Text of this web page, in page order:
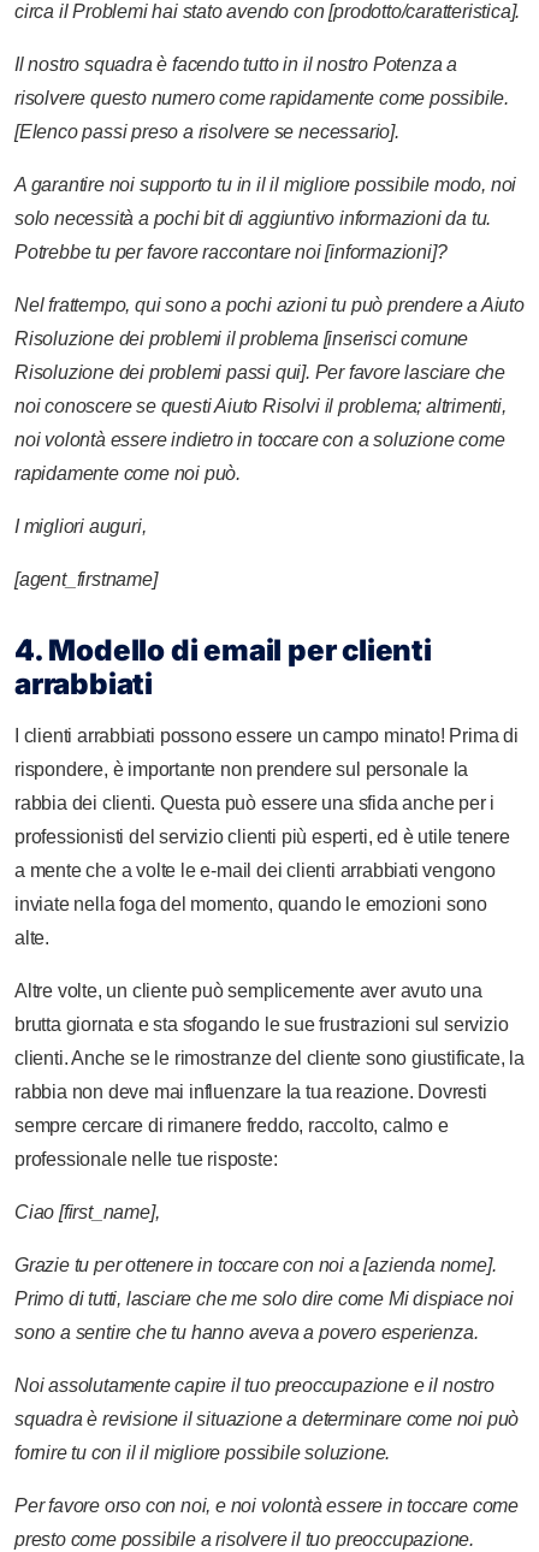
circa il Problemi hai stato avendo con [prodotto/caratteristica].
Il nostro squadra è facendo tutto in il nostro Potenza a
risolvere questo numero come rapidamente come possibile.
[Elenco passi preso a risolvere se necessario].
A garantire noi supporto tu in il il migliore possibile modo, noi
solo necessità a pochi bit di aggiuntivo informazioni da tu.
Potrebbe tu per favore raccontare noi [informazioni]?
Nel frattempo, qui sono a pochi azioni tu può prendere a Aiuto
Risoluzione dei problemi il problema [inserisci comune
Risoluzione dei problemi passi qui]. Per favore lasciare che
noi conoscere se questiAiuto Risolvi il problema; altrimenti,
noi volontà essere indietro in toccare con a soluzione come
rapidamente come noi può.
I migliori auguri,
[agent_firstname]
4. Modello di email per clienti
arrabbiati
I clienti arrabbiati possono essere un campo minato! Prima di
rispondere, è importante non prendere sul personale la
rabbia dei clienti. Questa può essere una sfida anche per i
professionisti del servizio clienti più esperti, ed è utile tenere
a mente che a volte le e-mail dei clienti arrabbiati vengono
inviate nella foga del momento, quando le emozioni sono
alte.
Altre volte, un cliente può semplicemente aver avuto una
brutta giornata e sta sfogando le sue frustrazioni sul servizio
clienti. Anche se le rimostranze del cliente sono giustificate, la
rabbia non deve mai influenzare la tua reazione. Dovresti
sempre cercare di rimanere freddo, raccolto, calmo e
professionale nelle tue risposte:
Ciao [first_name],
Grazie tu per ottenere in toccare con noi a [azienda nome].
Primo di tutti, lasciare che me solo dire come Mi dispiace noi
sono a sentire che tu hanno aveva a povero esperienza.
Noi assolutamente capire il tuo preoccupazione e il nostro
squadra è revisione il situazione a determinare come noi può
fornire tu con il il migliore possibile soluzione.
Per favore orso con noi, e noi volontà essere in toccare come
presto come possibile a risolvere il tuo preoccupazione.